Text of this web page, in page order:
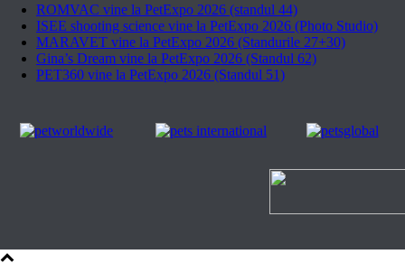
ROMVAC vine la PetExpo 2026 (standul 44)
ISEE shooting science vine la PetExpo 2026 (Photo Studio)
MARAVET vine la PetExpo 2026 (Standurile 27+30)
Gina’s Dream vine la PetExpo 2026 (Standul 62)
PET360 vine la PetExpo 2026 (Standul 51)